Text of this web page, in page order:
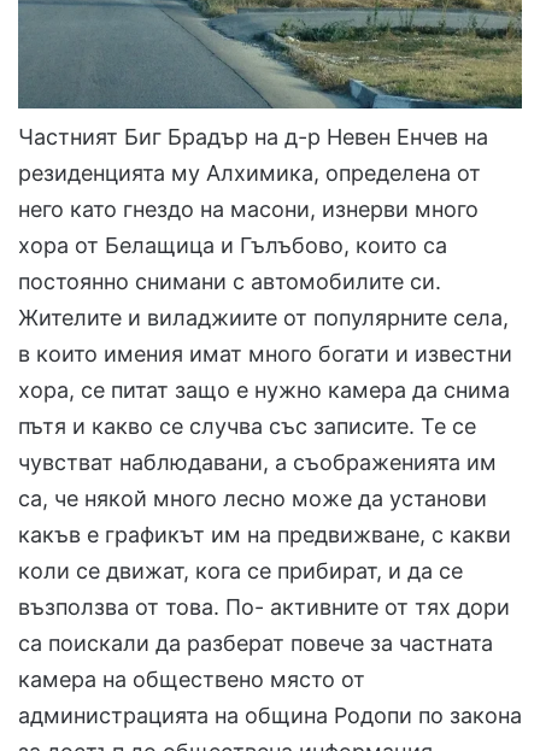
Частният Биг Брадър на д-р Невен Енчев на
резиденцията му Алхимика, определена от
него като гнездо на масони, изнерви много
хора от Белащица и Гълъбово, които са
постоянно снимани с автомобилите си.
Жителите и виладжиите от популярните села,
в които имения имат много богати и известни
хора, се питат защо е нужно камера да снима
пътя и какво се случва със записите. Те се
чувстват наблюдавани, а съображенията им
са, че някой много лесно може да установи
какъв е графикът им на предвижване, с какви
коли се движат, кога се прибират, и да се
възползва от това. По- активните от тях дори
са поискали да разберат повече за частната
камера на обществено място от
администрацията на община Родопи по закона